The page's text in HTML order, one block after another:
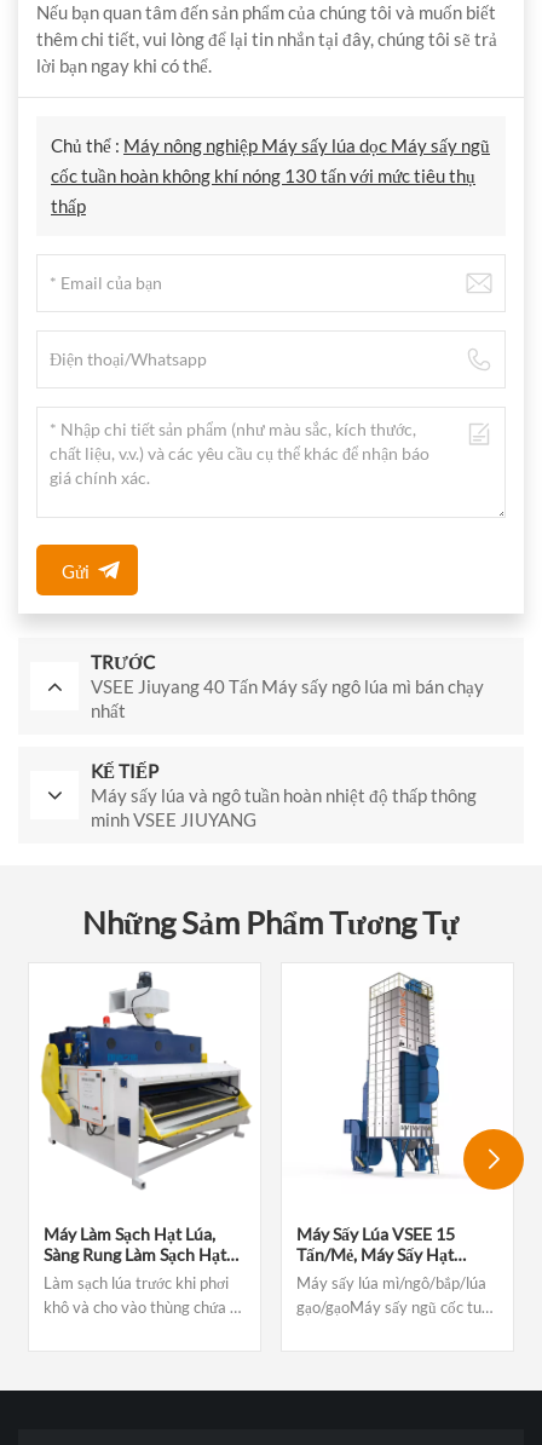
Nếu bạn quan tâm đến sản phẩm của chúng tôi và muốn biết
thêm chi tiết, vui lòng để lại tin nhắn tại đây, chúng tôi sẽ trả
lời bạn ngay khi có thể.
Chủ thể : Máy nông nghiệp Máy sấy lúa dọc Máy sấy ngũ
cốc tuần hoàn không khí nóng 130 tấn với mức tiêu thụ
thấp
Gửi
TRƯỚC
VSEE Jiuyang 40 Tấn Máy sấy ngô lúa mì bán chạy
nhất
KẾ TIẾP
Máy sấy lúa và ngô tuần hoàn nhiệt độ thấp thông
minh VSEE JIUYANG
Những Sảm Phẩm Tương Tự
Máy Làm Sạch Hạt Lúa,
Sàng Rung Làm Sạch Hạt
Lúa, Máy Sàng Rung, Máy
Làm Sạch Rung.
Làm sạch lúa trước khi phơi
khô và cho vào thùng chứa để
Máy Sấy Lúa VSEE 15
Tấn/mẻ, Máy Sấy Hạt
Giống Lúa Dùng Cho Máy
Sấy Ngũ Cốc.
Máy sấy lúa mì/ngô/bắp/lúa
gạo/gạoMáy sấy ngũ cốc tuần
chủ yếu dành cho các doanh